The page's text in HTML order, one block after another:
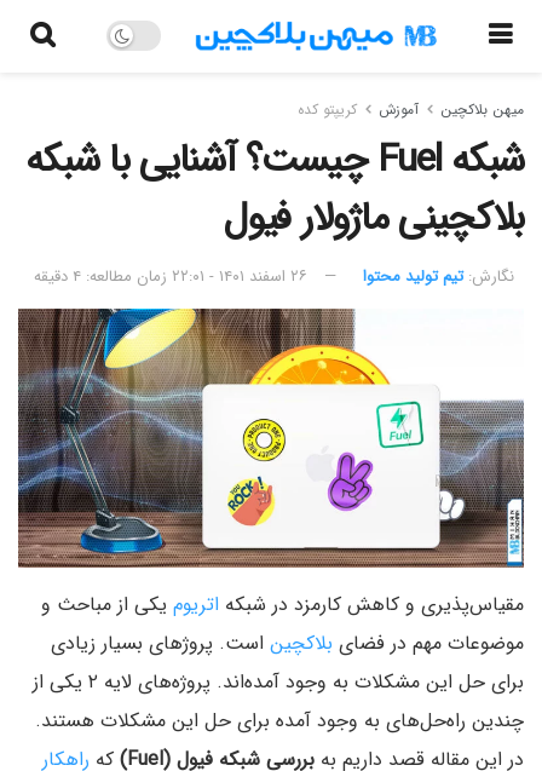
میهن بلاکچین آموزش کریپتو کده
شبکه Fuel چیست؟ آشنایی با شبکه
بلاکچینی ماژولار فیول
نگارش:‌ تیم تولید محتوا ۲۶ اسفند ۱۴۰۱ - ۲۲:۰۱ زمان مطالعه: ۴ دقیقه
مقیاس‌پذیری و کاهش کارمزد در شبکه اتریوم یکی از مباحث و
موضوعات مهم در فضای بلاکچین است. پروژ‌های بسیار زیادی
برای حل این مشکلات به وجود آمده‌اند. پروژه‌های لایه ۲ یکی از
چندین راه‌حل‌های به وجود آمده برای حل این مشکلات هستند.
در این مقاله قصد داریم به بررسی شبکه فیول (Fuel) که راهکار